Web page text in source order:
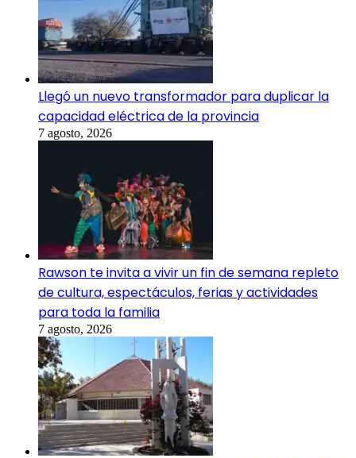
Llegó un nuevo transformador para duplicar la
capacidad eléctrica de la provincia
7 agosto, 2026
Rawson te invita a vivir un fin de semana repleto
de cultura, espectáculos, ferias y actividades
para toda la familia
7 agosto, 2026